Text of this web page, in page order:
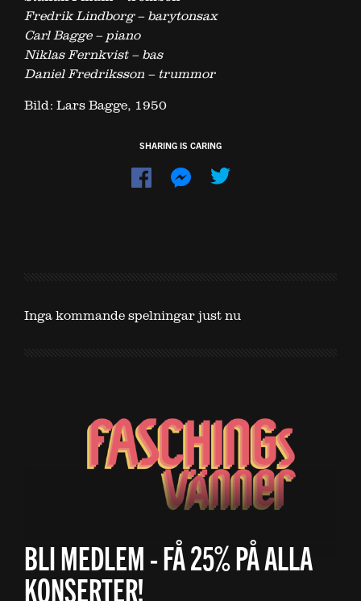
Fredrik Lindborg – barytonsax
Carl Bagge – piano
Niklas Fernkvist – bas
Daniel Fredriksson – trummor
Bild: Lars Bagge, 1950
SHARING IS CARING
Dela
Dela
Inga kommande spelningar just nu
BLI MEDLEM - FÅ 25% PÅ ALLA
KONSERTER!